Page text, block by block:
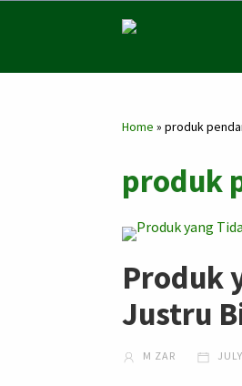
Home »produk
produk
Produk
Justru
M ZAR